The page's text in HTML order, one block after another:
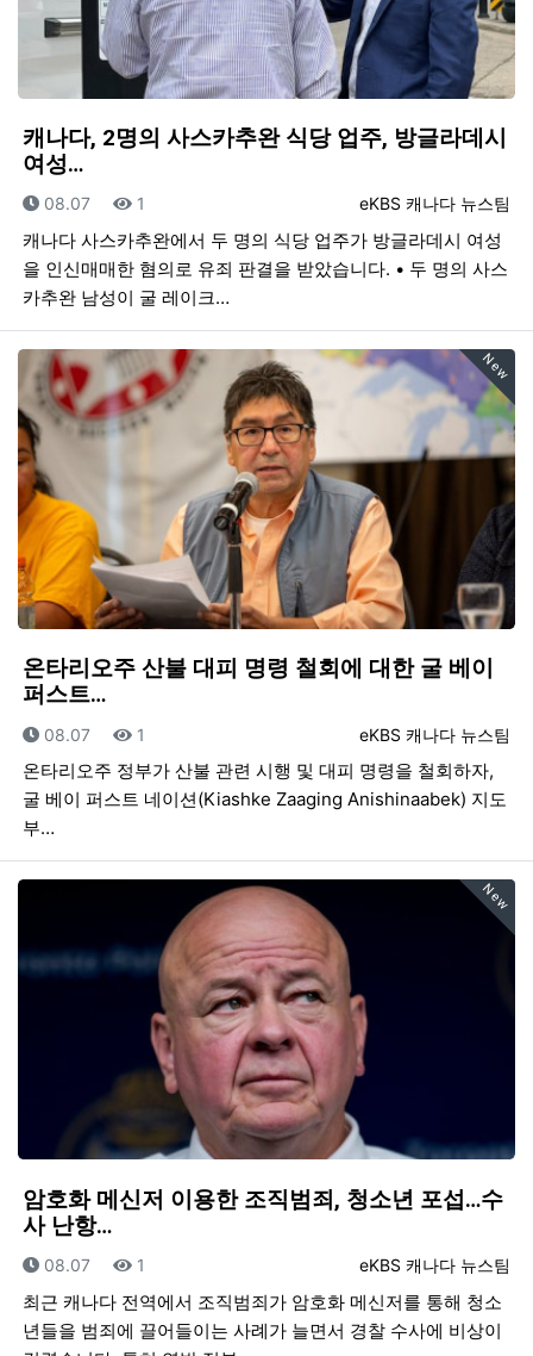
캐나다, 2명의 사스카추완 식당 업주, 방글라데시
여성…
등록자
eKBS 캐나다 뉴스팀
등록일
08.07 조회
1
캐나다 사스카추완에서 두 명의 식당 업주가 방글라데시 여성
을 인신매매한 혐의로 유죄 판결을 받았습니다. • 두 명의 사스
카추완 남성이 굴 레이크…
New
온타리오주 산불 대피 명령 철회에 대한 굴 베이
퍼스트…
등록자
eKBS 캐나다 뉴스팀
등록일
08.07 조회
1
온타리오주 정부가 산불 관련 시행 및 대피 명령을 철회하자,
굴 베이 퍼스트 네이션(Kiashke Zaaging Anishinaabek) 지도
부…
New
암호화 메신저 이용한 조직범죄, 청소년 포섭…수
사 난항…
등록자
eKBS 캐나다 뉴스팀
등록일
08.07 조회
1
최근 캐나다 전역에서 조직범죄가 암호화 메신저를 통해 청소
년들을 범죄에 끌어들이는 사례가 늘면서 경찰 수사에 비상이